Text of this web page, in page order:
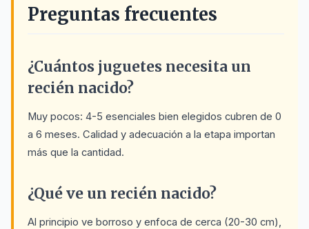
Preguntas frecuentes
¿Cuántos juguetes necesita un
recién nacido?
Muy pocos: 4-5 esenciales bien elegidos cubren de 0
a 6 meses. Calidad y adecuación a la etapa importan
más que la cantidad.
¿Qué ve un recién nacido?
Al principio ve borroso y enfoca de cerca (20-30 cm),